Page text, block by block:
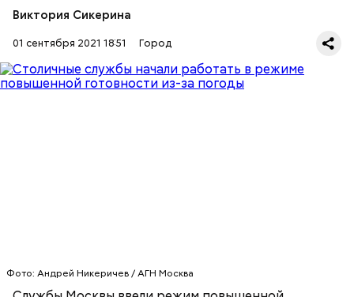
Виктория Сикерина
01 сентября 2021 18:51 Город
Фото: Андрей Никеричев / АГН Москва
допустить скопления воды.